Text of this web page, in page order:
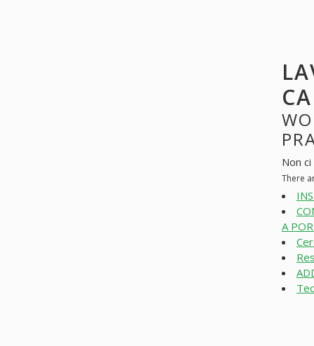
Non
There
A